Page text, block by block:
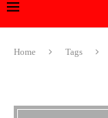
Home Tags